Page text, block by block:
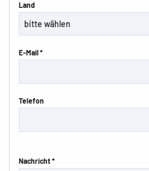
Land
E-Mail *
Telefon
Nachricht *